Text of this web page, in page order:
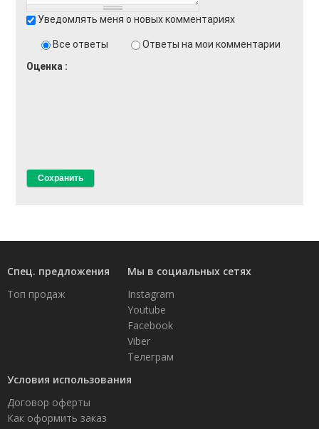
Уведомлять меня о новых комментариях
Все ответы
Ответы на мои комментарии
Оценка
Спец. предложения
Топ продаж
Мы в социальных сетях
Instagram
Youtube
Facebook
Viber
Телеграм
Условия использования
Договор оферты
Как оформить заказ